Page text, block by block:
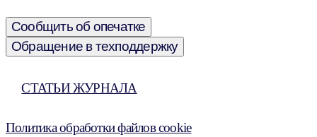
Сообщить об опечатке
Обращение в техподдержку
СТАТЬИ ЖУРНАЛА
Политика обработки файлов cookie